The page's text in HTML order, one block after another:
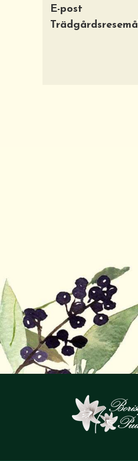
E-post
Trädgårdsresemål